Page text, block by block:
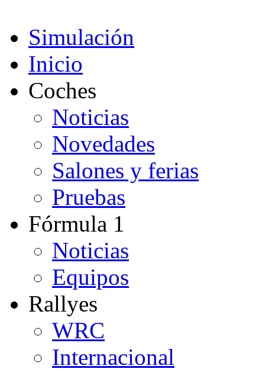
Simulación
Inicio
Coches
Noticias
Novedades
Salones y ferias
Pruebas
Fórmula 1
Noticias
Equipos
Rallyes
WRC
Internacional